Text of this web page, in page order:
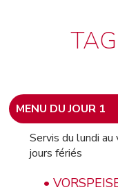
MENU DU JOUR 1
Servis du lundi
jours fériés
•